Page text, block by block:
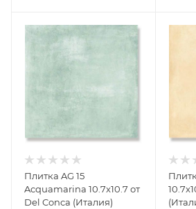
Плитка AG 15
Acquamarina 10.7x10.7 от
Del Conca (Италия)